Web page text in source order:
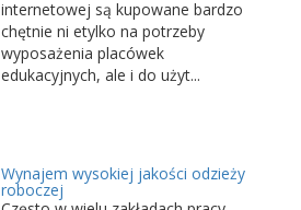
internetowej są kupowane bardzo
chętnie ni etylko na potrzeby
wyposażenia placówek
edukacyjnych, ale i do użyt...
Wynajem wysokiej jakości odzieży
roboczej